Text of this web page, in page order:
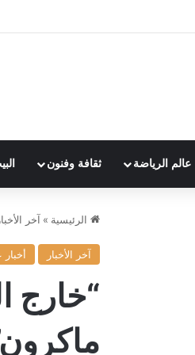
عالم الرياضة ثقافة وفنون
الرئيسية » آخر الأخبار
آخر الأخبار أخبار
“خارج
ماكرون”.. إصابة 18